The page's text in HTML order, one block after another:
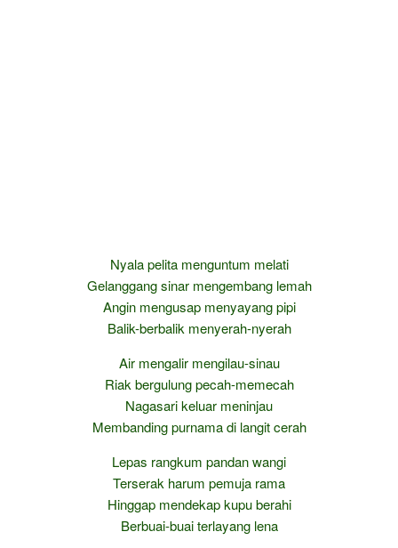
Nyala pelita menguntum melati
Gelanggang sinar mengembang lemah
Angin mengusap menyayang pipi
Balik-berbalik menyerah-nyerah
Air mengalir mengilau-sinau
Riak bergulung pecah-memecah
Nagasari keluar meninjau
Membanding purnama di langit cerah
Lepas rangkum pandan wangi
Terserak harum pemuja rama
Hinggap mendekap kupu berahi
Berbuai-buai terlayang lena